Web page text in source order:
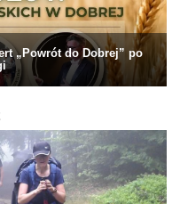
„Powrót do Dobrej” po